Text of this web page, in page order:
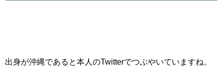
出身が沖縄であると本人のTwitterでつぶやいていますね。